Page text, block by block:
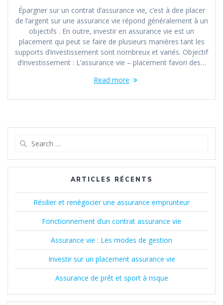
Épargner sur un contrat d’assurance vie, c’est à dire placer
de l’argent sur une assurance vie répond généralement à un
objectifs . En outre, investir en assurance vie est un
placement qui peut se faire de plusieurs manières tant les
supports d’investissement sont nombreux et variés. Objectif
d’investissement : L’assurance vie – placement favori des…
Read more
ARTICLES RÉCENTS
Résilier et renégocier une assurance emprunteur
Fonctionnement d’un contrat assurance vie
Assurance vie : Les modes de gestion
Investir sur un placement assurance vie
Assurance de prêt et sport à risque